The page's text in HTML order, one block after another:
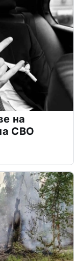
на
СВО